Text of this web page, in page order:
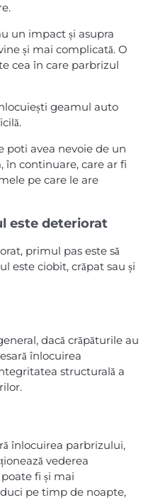
un impact și asupra
și mai complicată. O
cea în care parbrizul
geamul auto
poti avea nevoie de un
în continuare, care ar fi
pe care le are
este deteriorat
primul pas este să
este ciobit, crăpat sau și
dacă crăpăturile au
înlocuirea
structurală a
înlocuirea parbrizului,
vederea
fi și mai
pe timp de noapte,